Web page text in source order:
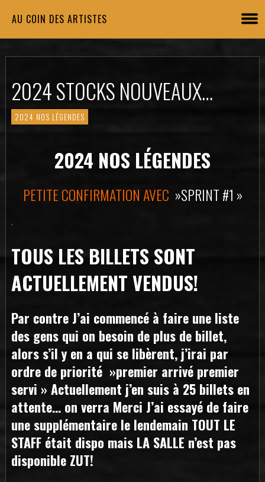
AU COIN DES ARTISTES
2024 STOCKS NOUVEAUX…
2024 NOS LÉGENDES
2024 NOS LÉGENDES
PETITE CONFIRMATION AVEC »SPRINT #1 »
.
TOUS LES BILLETS SONT
ACTUELLEMENT VENDUS!
Par contre J’ai commencé à faire une liste
des gens qui on besoin de plus de billet,
alors s’il y en a qui se libèrent, j’irai par
ordre de priorité »premier arrivé premier
servi » Actuellement j’en suis à 25 billets en
attente… on verra Merci J’ai essayé de faire
une supplémentaire le lendemain TOUT LE
STAFF était dispo mais LA SALLE n’est pas
disponible ZUT!